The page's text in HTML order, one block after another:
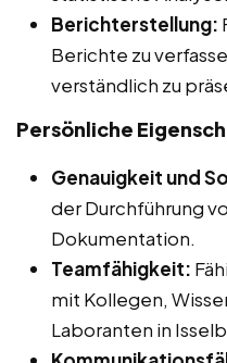
Berichterstellung:
Berichte zu
verständlich zu
Persönliche
Genauigkeit und
der Durchführung
Dokumentation.
Teamfähigkeit:
mit Kollegen,
Laboranten in